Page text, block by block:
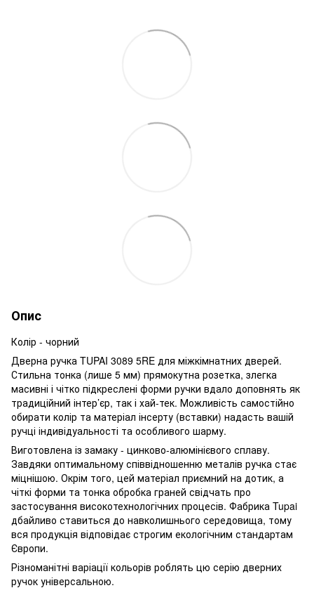
Опис
Колір - чорний
Дверна ручка TUPAI 3089 5RE для міжкімнатних дверей.
Стильна тонка (лише 5 мм) прямокутна розетка, злегка
масивні і чітко підкреслені форми ручки вдало доповнять як
традиційний інтер’єр, так і хай-тек. Можливість самостійно
обирати колір та матеріал інсерту (вставки) надасть вашій
ручці індивідуальності та особливого шарму.
Виготовлена із замаку - цинково-алюмінієвого сплаву.
Завдяки оптимальному співвідношенню металів ручка стає
міцнішою. Окрім того, цей матеріал приємний на дотик, а
чіткі форми та тонка обробка граней свідчать про
застосування високотехнологічних процесів. Фабрика Tupai
дбайливо ставиться до навколишнього середовища, тому
вся продукція відповідає строгим екологічним стандартам
Європи.
Різноманітні варіації кольорів роблять цю серію дверних
ручок універсальною.